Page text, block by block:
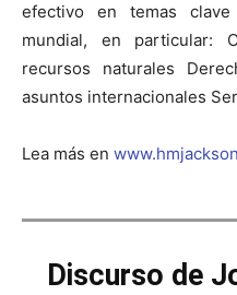
efectivo en temas
mundial, en particular:
recursos naturales
asuntos internacionales
Lea más en
Discurso de